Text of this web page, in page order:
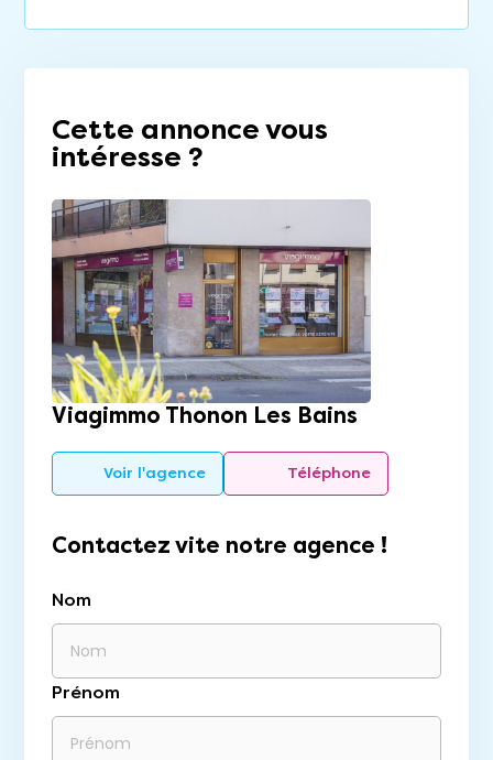
Cette annonce vous
intéresse ?
Viagimmo Thonon Les Bains
Voir l'agence Téléphone
Contactez vite notre agence !
Nom
Prénom